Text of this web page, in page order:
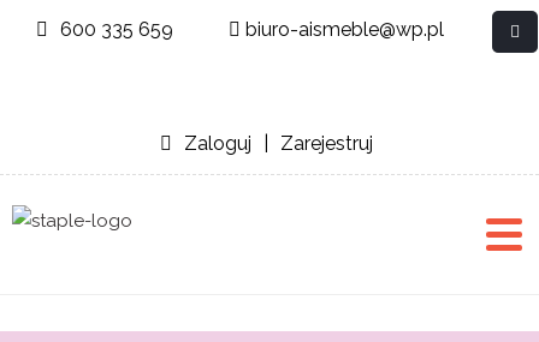
600 335 659 biuro-aismeble@wp.pl
Zaloguj Zarejestruj